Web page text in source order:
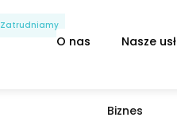
Zatrudniamy
O nas Nasze
Biznes